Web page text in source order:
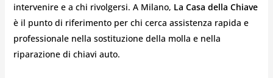
intervenire e a chi rivolgersi. A Milano, La Casa della Chiave
è il punto di riferimento per chi cerca assistenza rapida e
professionale nella sostituzione della molla e nella
riparazione di chiavi auto.